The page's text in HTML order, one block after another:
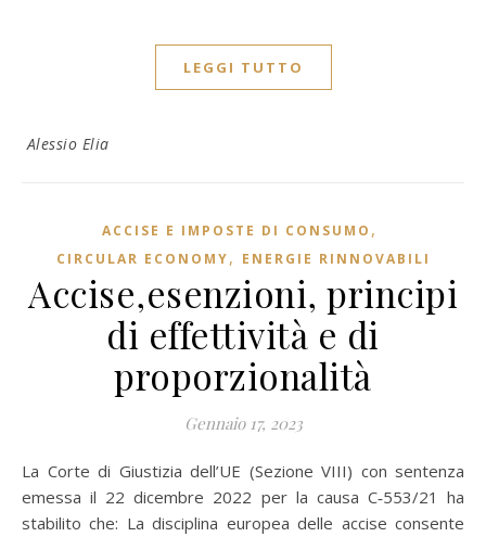
LEGGI TUTTO
Alessio Elia
ACCISE E IMPOSTE DI CONSUMO ,
CIRCULAR ECONOMY, ENERGIE RINNOVABILI
Accise,esenzioni, principi
di effettività e di
proporzionalità
Gennaio 17, 2023
La Corte di Giustizia dell’UE (Sezione VIII) con sentenza
emessa il 22 dicembre 2022 per la causa C‑553/21 ha
stabilito che: La disciplina europea delle accise consente